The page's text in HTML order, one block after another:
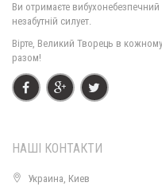
Ви отримаєте вибухонебезпечний
незабутній силует.
Вірте, Великий Творець в
разом!
НАШІ КОНТАКТИ
Украина, Киев